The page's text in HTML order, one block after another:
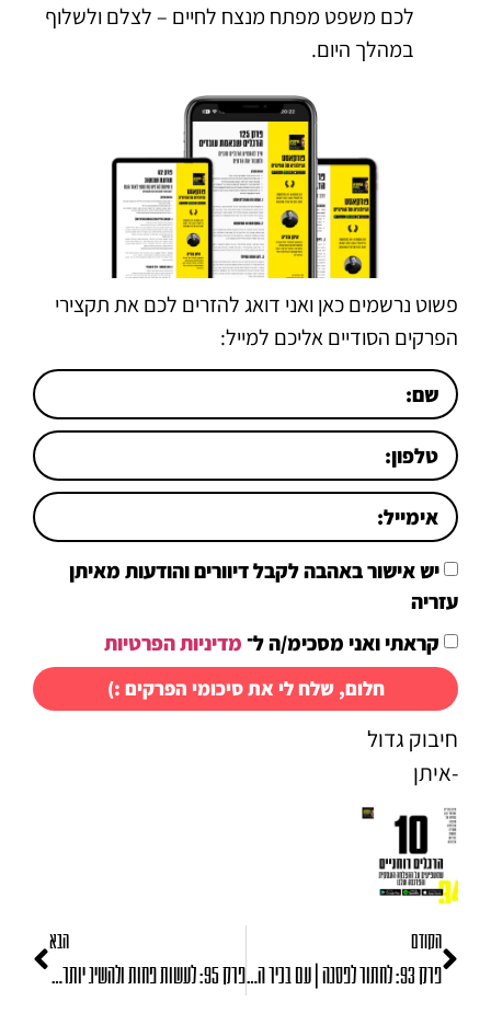
לכם משפט מפתח מנצח לחיים – לצלם ולשלוף
במהלך היום.
פשוט נרשמים כאן ואני דואג להזרים לכם את תקצירי
הפרקים הסודיים אליכם למייל:
יש אישור באהבה לקבל דיוורים והודעות מאיתן
עזריה
קראתי ואני מסכימ/ה ל־ מדיניות הפרטיות
חלום, שלח לי את סיכומי הפרקים :)
חיבוק גדול
-איתן
הקודם
פרק 93: לחתור לפסגה | עם בכיר השחיינים הישראלי יעקב טומרקין
הבא
פרק 95: לעשות פחות ולהשיג יותר, על מגנוט ובריאת מציאות, עם רויטל פיזנטי